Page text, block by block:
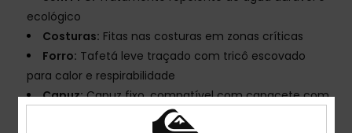
ecológico
Costuras: Fitas nas costuras em zonas críticas
Forro: Tafetá leve traçado com tricô escovado
para calor e respirabilidade
Capuz:Capuz fixo, compatível com capacete com
sistema de ajuste de bloqueio de cordão